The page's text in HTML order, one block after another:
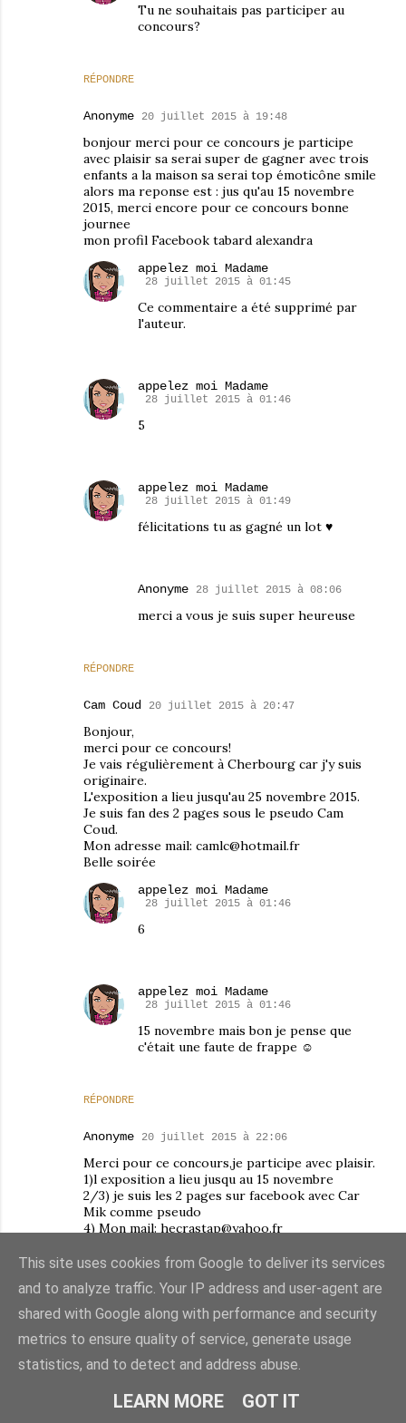
RÉPONDRE
Tu ne souhaitais pas participer au
concours?
Anonyme 20 juillet 2015 à 19:48
bonjour merci pour ce concours je participe
avec plaisir sa serai super de gagner avec trois
enfants a la maison sa serai top émoticône smile
alors ma reponse est : jus qu'au 15 novembre
2015, merci encore pour ce concours bonne
journee
mon profil Facebook tabard alexandra
RÉPONDRE
appelez moi Madame
28 juillet 2015 à 01:45
Ce commentaire a été supprimé par
l'auteur.
appelez moi Madame
28 juillet 2015 à 01:46
5
appelez moi Madame
28 juillet 2015 à 01:49
félicitations tu as gagné un lot ♥
Anonyme 28 juillet 2015 à 08:06
merci a vous je suis super heureuse
Cam Coud 20 juillet 2015 à 20:47
Bonjour,
merci pour ce concours!
Je vais régulièrement à Cherbourg car j'y suis
originaire.
L'exposition a lieu jusqu'au 25 novembre 2015.
Je suis fan des 2 pages sous le pseudo Cam
Coud.
Mon adresse mail: camlc@hotmail.fr
Belle soirée
RÉPONDRE
appelez moi Madame
28 juillet 2015 à 01:46
6
appelez moi Madame
28 juillet 2015 à 01:46
15 novembre mais bon je pense que
c'était une faute de frappe ☺
Anonyme 20 juillet 2015 à 22:06
Merci pour ce concours,je participe avec plaisir.
1)l exposition a lieu jusqu au 15 novembre
2/3) je suis les 2 pages sur facebook avec Car
Mik comme pseudo
4) Mon mail: hecrastap@yahoo.fr
RÉPONDRE
appelez moi Madame
28 juillet 2015 à 01:47
7
Bonjour
This site uses cookies from Google to deliver its services
and to analyze traffic. Your IP address and user-agent are
shared with Google along with performance and security
metrics to ensure quality of service, generate usage
statistics, and to detect and address abuse.
LEARN MORE GOT IT